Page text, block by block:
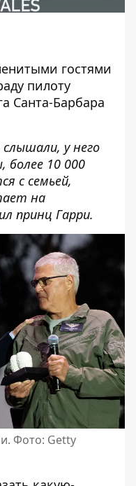
гостями
пилоту
Санта-Барбара
у него
более 10 000
с семьей,
на
принц Гарри.
Фото: Getty